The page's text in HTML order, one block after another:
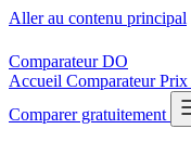
Aller au contenu principal
ComparateurDO
Accueil ComparateurPrix
Comparer gratuitement